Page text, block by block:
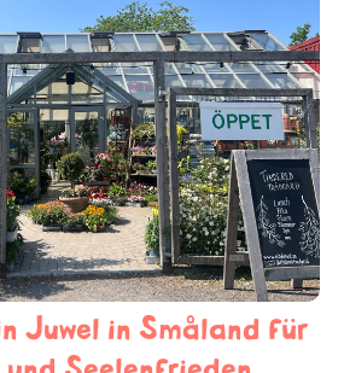
Juwel in Småland für